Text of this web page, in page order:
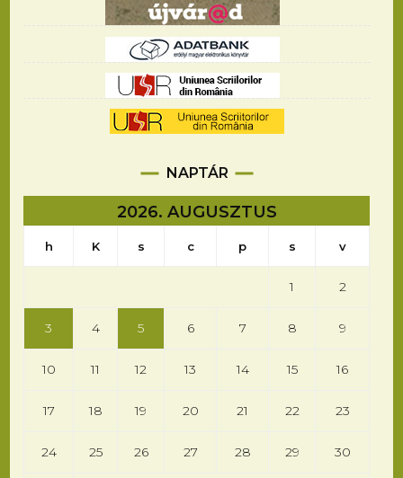
NAPTÁR
2026. AUGUSZTUS
h K s c p s v
1 2
3 4 5 6 7 8 9
10 11 12 13 14 15 16
17 18 19 20 21 22 23
24 25 26 27 28 29 30